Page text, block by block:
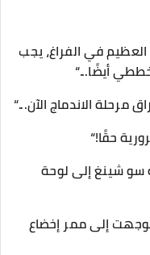
العظيم في الفراغ، يجب
أيضًا...“
مرحلة الاندماج الآن...“
حقًا!“
سو شينغ إلى لوحة
توجهت إلى ممر إخضاع